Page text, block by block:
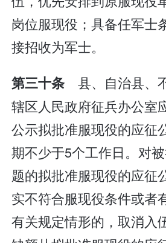
岗位服现役；具备任军士
接招收为军士。
第三十条 县、自治县、
辖区人民政府征兵办公室
公示拟批准服现役的应征
期不少于5个工作日。对
题的拟批准服现役的应征
实不符合服现役条件或者
有关规定情形的，取消入